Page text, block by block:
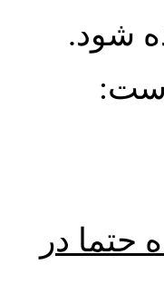
شود.
حتما در